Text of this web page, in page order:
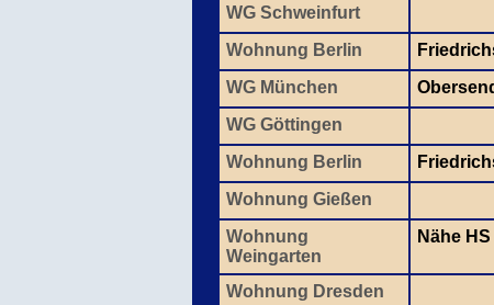
WG Schweinfurt
Wohnung Berlin
WG München
WG Göttingen
Wohnung Berlin
Wohnung Gießen
Wohnung
Weingarten
Nähe HS
Wohnung Dresden